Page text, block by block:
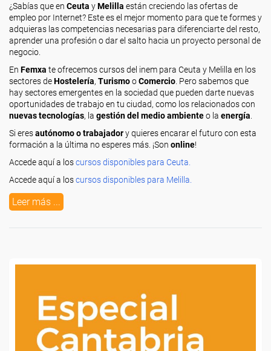
¿Sabías que en Ceuta yMelilla están creciendo las ofertas de
empleo por Internet? Este es el mejor momento para que te formes y
adquieras las competencias necesarias para diferenciarte del resto,
aprender una profesión o dar el salto hacia un proyecto personal de
negocio.
En Femxa te ofrecemos cursos del inem para Ceuta y Melilla en los
sectores deHostelería, TurismooComercio . Pero sabemos que
hay sectores emergentes en la sociedad que pueden darte nuevas
oportunidades de trabajo en tu ciudad, como los relacionados con
nuevas tecnologías, la gestión del medio ambienteo la energía
Si eresautónomo o trabajadory quieres encarar el futuro con esta
formación a la última no esperes más. ¡Son online!
Accede aquí a loscursos disponibles para Ceuta.
Accede aquí a loscursos disponibles para Melilla.
Leer más ...